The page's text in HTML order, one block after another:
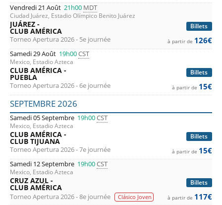
Vendredi 21 Août 21h00 MDT
Ciudad Juárez, Estadio Olímpico Benito Juárez
Billets
JUÁREZ -
CLUB AMÉRICA
Torneo Apertura 2026 - 5e journée à partir de 126€
Samedi 29 Août 19h00CST
Mexico, Estadio Azteca
Billets
CLUB AMÉRICA -
PUEBLA
Torneo Apertura 2026 - 6e journée à partir de 15€
SEPTEMBRE 2026
Samedi 05 Septembre 19h00CST
Mexico, Estadio Azteca
Billets
CLUB AMÉRICA -
CLUB TIJUANA
Torneo Apertura 2026 - 7e journée à partir de 15€
Samedi 12 Septembre 19h00CST
Mexico, Estadio Azteca
Billets
CRUZ AZUL -
CLUB AMÉRICA
Torneo Apertura 2026 - 8e journée Clásico Joven à partir de 117€